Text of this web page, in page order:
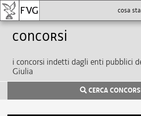
Concorsi
i concorsi indetti dagli enti pubblici
Giulia
CERCA